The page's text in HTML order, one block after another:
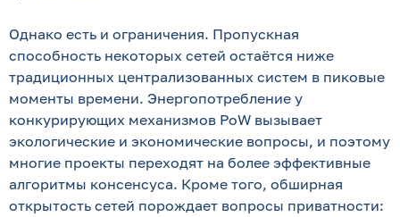
Однако есть и ограничения. Пропускная
способность некоторых сетей остаётся ниже
традиционных централизованных систем в пиковые
моменты времени. Энергопотребление у
конкурирующих механизмов PoW вызывает
экологические и экономические вопросы, и поэтому
многие проекты переходят на более эффективные
алгоритмы консенсуса. Кроме того, обширная
открытость сетей порождает вопросы приватности: